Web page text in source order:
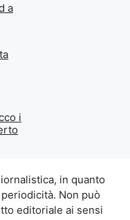
a
i
in quanto
Non può
editoriale ai sensi